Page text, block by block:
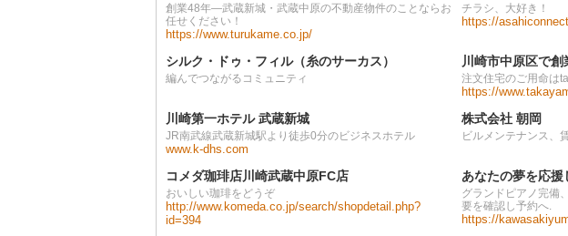
創業48年―武蔵新城・武蔵中原の不動産物件のことならお
任せください！
https://www.turukame.co.jp/
チラシ、大好き！
https://
シルク・ドゥ・フィル（糸のサーカス）
編んでつながるコミュニティ
川崎市中原区で
注文住宅のご用命は
https://
川崎第一ホテル 武蔵新城
JR南武線武蔵新城駅より徒歩0分のビジネスホテル
www.k-dhs.com
株式会社 朝岡
ビルメンテナンス、
コメダ珈琲店川崎武蔵中原FC店
おいしい珈琲をどうぞ
http://www.komeda.co.jp/search/shopdetail.php?
id=394
あなたの夢を応援
グランドピアノ完備
要を確認し予約へ.
https://